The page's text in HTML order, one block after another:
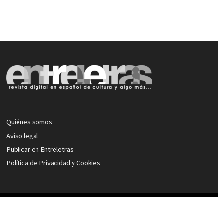
Quiénes somos
Aviso legal
Publicar en Entreletras
Política de Privacidad y Cookies